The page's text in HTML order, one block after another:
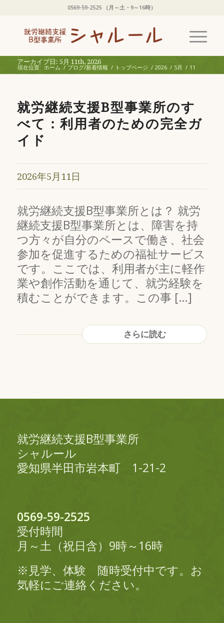
0569-59-2525 （月～土・9～16時）
アーカイブ日: 5月 11th, 2026
現在位置: ホーム / ブログ/新着情報 / トップページ / 2026 / 5月 / 11
就労継続支援B型事業所のす
べて：利用者のための完全ガ
イド
2026年5月11日
就労継続支援B型事業所とは？ 就労
継続支援B型事業所とは、障害を持
つ方々が自分のペースで働き、社会
参加を促進するための福祉サービス
です。ここでは、利用者が主に軽作
業や創作活動を通じて、就労経験を
積むことができます。この事 […]
さらに読む
就労継続支援B型事業所
シャルール
愛知県半田市岩本町 1-21-2
0569-59-2525
受付時間
月～土（祝日含）9時～16時
※見学、体験 随時受付中です。お
気軽にご連絡ください。